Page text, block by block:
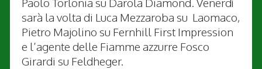
sarà la volta di Luca Mezzaroba su Laomaco,
Pietro Majolino su Fernhill First Impression
e l’agente delle Fiamme azzurre Fosco
Girardi su Feldheger.